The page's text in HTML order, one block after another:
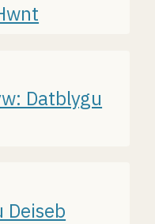
Datblygu
Deiseb